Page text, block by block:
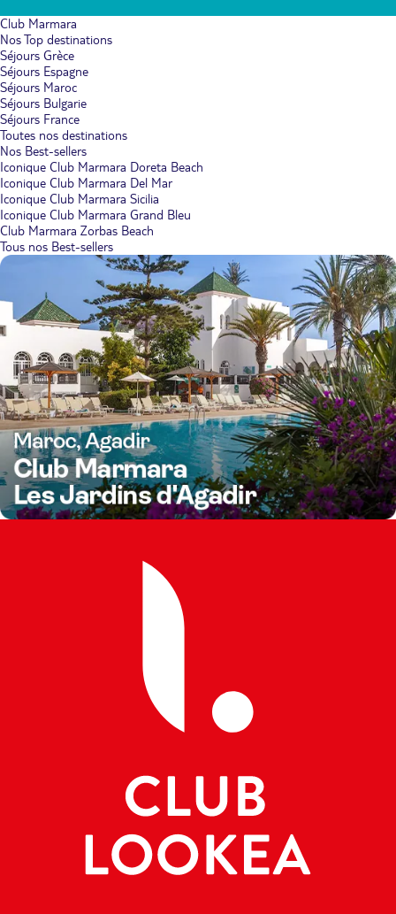
Club Marmara
Nos Top destinations
Séjours Grèce
Séjours Espagne
Séjours Maroc
Séjours Bulgarie
Séjours France
Toutes nos destinations
Nos Best-sellers
Iconique Club Marmara Doreta Beach
Iconique Club Marmara Del Mar
Iconique Club Marmara Sicilia
Iconique Club Marmara Grand Bleu
Club Marmara Zorbas Beach
Tous nos Best-sellers